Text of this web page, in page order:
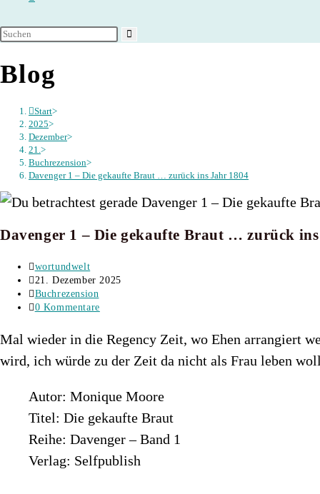
umschalten
Blog
Start>
2025>
Dezember>
21. >
Buchrezension>
Davenger 1 – Die gekaufte Braut … zurück ins Jahr 1804
Davenger 1 – Die gekaufte Braut … zurück
Beitrags-
Autor:
wortundwelt
Beitrag
veröffentlicht:
21. Dezember 2025
Beitrags-
Kategorie:
Buchrezension
Beitrags-
0 Kommentare
Mal wieder in die Regency Zeit, wo Ehen arrangiert
wird, ich würde zu der Zeit da nicht als Frau leben
Autor: Monique Moore
Titel: Die gekaufte Braut
Reihe: Davenger – Band 1
Verlag: Selfpublish